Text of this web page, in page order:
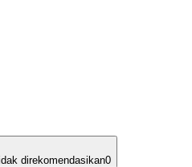
direkomendasikan0